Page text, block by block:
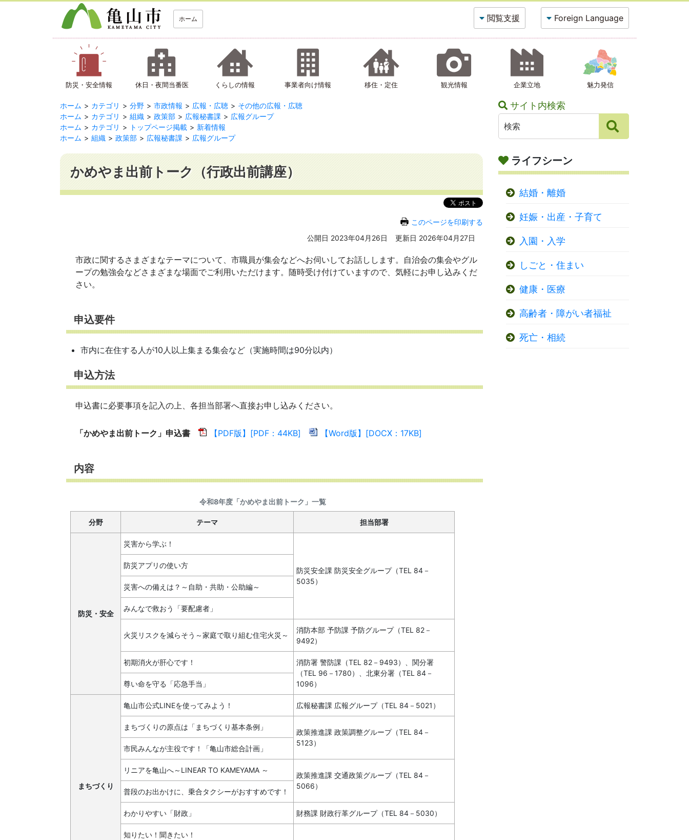
ホーム 閲覧支援 Foreign Language
防災・安全情報 休日・夜間当番医 くらしの情報 事業者向け情報 移住・定住 観光情報 企業立地 魅力発信
ホーム カテゴリ 分野 市政情報 広報・広聴
その他の広報・広聴
ホーム
カテゴリ 組織 政策部 広報秘書課
広報グループ
ホーム
カテゴリ トップページ掲載
新着情報
ホーム
組織 政策部 広報秘書課 広報グループ
かめやま出前トーク（行政出前講座）
このページを印刷する
公開日 2023年04月26日
更新日 2026年04月27日
市政に関するさまざまなテーマについて、市職員が集会などへお伺いしてお話しします。自治会の集会やグル
ープの勉強会などさまざまな場面でご利用いただけます。随時受け付けていますので、気軽にお申し込みくだ
さい。
申込要件
市内に在住する人が10人以上集まる集会など（実施時間は90分以内）
申込方法
申込書に必要事項を記入の上、各担当部署へ直接お申し込みください。
「かめやま出前トーク」申込書 【PDF版】[PDF：44KB] 【Word版】[DOCX：17KB]
内容
令和8年度「かめやま出前トーク」一覧
分野 テーマ 担当部署
防災・安全
災害から学ぶ！
防災安全課 防災安全グループ（TEL 84－
5035）
防災アプリの使い方
災害への備えは？～自助・共助・公助編～
みんなで救おう「要配慮者」
火災リスクを減らそう～家庭で取り組む住宅火災～
消防本部 予防課 予防グループ（TEL 82－
9492）
初期消火が肝心です！
消防署 警防課（TEL 82－9493）、関分署
（TEL 96－1780）、北東分署（TEL 84－
1096）
尊い命を守る「応急手当」
まちづくり
亀山市公式LINEを使ってみよう！ 広報秘書課 広報グループ（TEL 84－5021）
まちづくりの原点は「まちづくり基本条例」
政策推進課 政策調整グループ（TEL 84－
5123）
市民みんなが主役です！「亀山市総合計画」
リニアを亀山へ～LINEAR TO KAMEYAMA ～
政策推進課 交通政策グループ（TEL 84－
5066）
普段のお出かけに、乗合タクシーがおすすめです！
わかりやすい「財政」 財務課 財政行革グループ（TEL 84－5030）
知りたい！聞きたい！
サイト内検索
ライフシーン
結婚・離婚
妊娠・出産・子育て
入園・入学
しごと・住まい
健康・医療
高齢者・障がい者福祉
死亡・相続